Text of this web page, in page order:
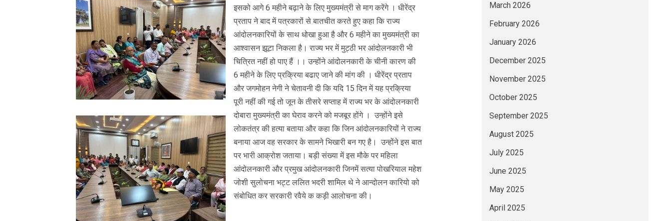
इसको आगे 6 महीने बढ़ाने के लिए मुख्यमंत्री से माग करेंगे । धीरेंद्र
प्रताप ने बाद में पत्रकारों से बातचीत करते हुए कहा कि राज्य
आंदोलनकारियों के साथ धोखा हुआ है और 6 महीने का मुख्यमंत्री का
आश्वासन झूटा निकला है। राज्य भर में मुट्ठी भर आंदोलनकारी भी
चित्रित नहीं हो पाए हैं ।। उन्होंने आंदोलनकारी के चीनी कारण की
6 महीने के लिए प्रक्रिया बढाए जाने की मांग की । धीरेंद्र प्रताप
और जगमोहन नेगी ने चेतावनी दी कि यदि 15 दिन में यह प्रक्रिया
पूरी नहीं की गई तो जून के तीसरे सप्ताह में राज्य भर के आंदोलनकारी
दोबारा मुख्यमंत्री का घेराव करने को मजबूर होंगे । उन्होंने इसे
लोकतंत्र की हत्या बताया और कहा कि जिन आंदोलनकारियों ने राज्य
बनाया आज वह सरकार के सामने भिखारी बन गए है। उन्होंने इस बात
पर भारी आक्रोश जताया। बड़ी संख्या में इस मौके पर महिला
आंदोलनकारी और प्रमुख आंदोलनकारी जिनमें सत्या पोखरियाल महेश
जोशी सुलोचना भट्ट ललित भदरी शामिल थे ने आन्दोलन कारियो को
संबोधित कर सरकारी रवैये क कड़ी आलोचना की।
March 2026
February 2026
January 2026
December 2025
November 2025
October 2025
September 2025
August 2025
July 2025
June 2025
May 2025
April 2025